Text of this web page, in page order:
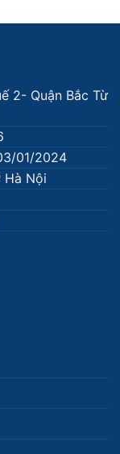
2- Quận Bắc Từ
01/2024
Hà Nội